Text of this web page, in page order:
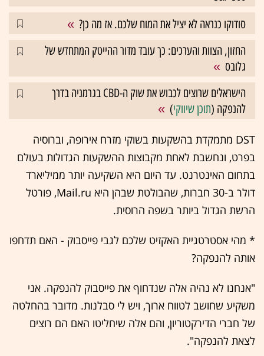
סודוקו כנראה לא יציל את המוח שלכם. אז מה כן?
החזון, הצוות והערכים: כך עובד מדור ההייטק המתחדש של
גלובס
הישראלים שרוצים לכבוש את שוק ה-CBD בגרמניה בדרך
להנפקה (תוכן שיווקי)
DST מתמקדת בהשקעות בשוקי מזרח אירופה, וברוסיה
בפרט, ונחשבת לאחת מקבוצות ההשקעות הגדולות בעולם
בתחום האינטרנט. עד היום היא השקיעה יותר ממיליארד
דולר ב-30 חברות, שהבולטת שבהן היא Mail.ru, פורטל
הרשת הגדול ביותר בשפה הרוסית.
* מהי אסטרטגיית האקזיט שלכם לגבי פייסבוק - האם תדחפו
אותה להנפקה?
"אנחנו לא נהיה אלה שנדחוף את פייסבוק להנפקה. אני
משקיע שחושב לטווח ארוך, ויש לי סבלנות. מדובר בהחלטה
של חברי הדירקטוריון, והם אלה שיחליטו האם הם רוצים
לצאת להנפקה".